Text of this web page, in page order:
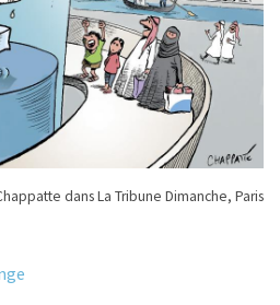
dans La Tribune Dimanche, Paris